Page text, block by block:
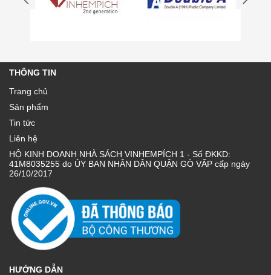
THÔNG TIN
Trang chủ
Sản phẩm
Tin tức
Liên hệ
HỘ KINH DOANH NHÀ SÁCH VINHEMPÍCH 1 - Số ĐKKD:
41M8035255 do ỦY BAN NHÂN DÂN QUẬN GÒ VẤP cấp ngày
26/10/2017
HƯỚNG DẪN